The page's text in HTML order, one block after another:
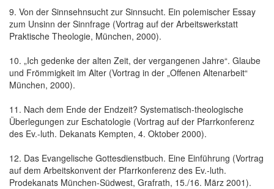
9. Von der Sinnsehnsucht zur Sinnsucht. Ein polemischer Essay
zum Unsinn der Sinnfrage (Vortrag auf der Arbeitswerkstatt
Praktische Theologie, München, 2000).
10. „Ich gedenke der alten Zeit, der vergangenen Jahre“. Glaube
und Frömmigkeit im Alter (Vortrag in der „Offenen Altenarbeit“
München, 2000).
11. Nach dem Ende der Endzeit? Systematisch-theologische
Überlegungen zur Eschatologie (Vortrag auf der Pfarrkonferenz
des Ev.-luth. Dekanats Kempten, 4. Oktober 2000).
12. Das Evangelische Gottesdienstbuch. Eine Einführung (Vortrag
auf dem Arbeitskonvent der Pfarrkonferenz des Ev.-luth.
Prodekanats München-Südwest, Grafrath, 15./16. März 2001).